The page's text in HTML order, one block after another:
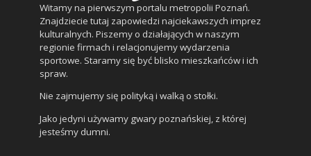
Witamy na pierwszym portalu metropolii Poznań.
Znajdziecie tutaj zapowiedzi najciekawszych imprez
kulturalnych. Piszemy o działających w naszym
regionie firmach i relacjonujemy wydarzenia
sportowe. Staramy się być blisko mieszkańców i ich
spraw.
Nie zajmujemy się polityką i walką o stołki.
Jako jedyni używamy gwary poznańskiej, z której
jesteśmy dumni.